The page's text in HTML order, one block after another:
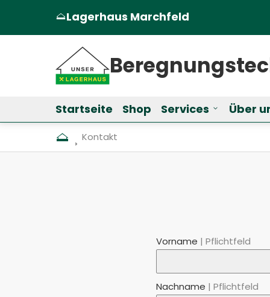
Lagerhaus Marchfeld
(Öffnet in einem neuen Tab oder
Startseite Shop Services Untermenü
Über
Aktuell: Kontakt
Kontakt
Vorname Pflichtfeld
Nachname Pflichtfeld